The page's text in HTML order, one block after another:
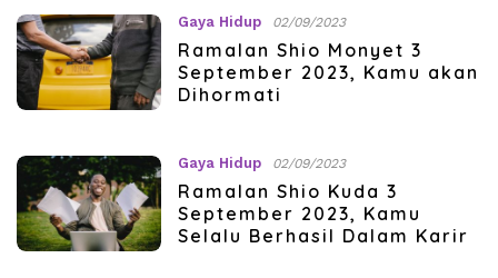
Gaya Hidup 02/09/2023
Ramalan Shio Monyet 3
September 2023, Kamu akan
Dihormati
Gaya Hidup 02/09/2023
Ramalan Shio Kuda 3
September 2023, Kamu
Selalu Berhasil Dalam Karir